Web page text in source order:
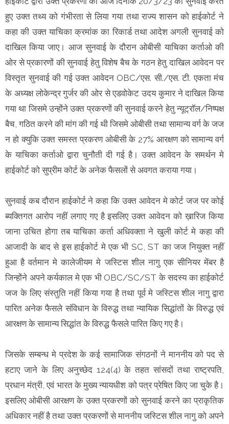
हुए उक्त तथ्य को गंभीरता से लिया गया तथा राज्य शासन को हाईकोर्ट ने
कहा की उक्त याचिका क्रमांक का रिकार्ड तथा आदेश अगली सुनवाई को
दाखिल किया जाए। आज सुनवाई के दौरान ओबीसी याचिका कर्ताओ की
ओर से प्रकारणों की सुनवाई हेतु विशेष बैच के गठन हेतु दाखिल आवेदन पर
विस्तृत सुनवाई की गई उक्त आवेदन OBC/एस. सी./एस. टी. एकता मंच
के अध्यक्ष लोकेन्द्र गुर्जर की ओर से एडवोकेट उदय कुमार ने दाखिल किया
गया था जिसमे उन्होंने उक्त प्रकरणों की सुनवाई करने हेतु न्यूट्रॉल/निष्पक्ष
बैच, गठित करने की मांग की गई थी जिसमे ओबीसी तथा सामान्य वर्ग के जज
न हो क्युकि उक्त समस्त प्रकरण ओबीसी के 27% आरक्षण को सामान्य वर्ग
के याचिका कर्ताओ द्वारा चुनौती दी गई है। उक्त आवेदन के समर्थन मे
हाईकोर्ट को सुप्रीम कोर्ट के अनेक फैसलों से अवगत कराया गया।
सुनवाई कब दौरान हाईकोर्ट ने कहा कि उक्त आवेदन मे कोर्ट जज पर कोई
ब्यक्तिगत आरोप नहीं लगाए गए है इसलिए उक्त आवेदन को ख़ारिज किया
जाना उचित होगा तब याचिका कर्ता अधिवक्ता ने खुली कोर्ट मे कहा की
आजादी के बाद से इस हाईकोर्ट मे एक भी SC, ST का जज नियुक्त नहीं
हुआ है वर्तमान मे कालेजीयम मे जस्टिस शील नागु एक सीनियर मेंबर है
जिन्होंने अपने कर्यकाल मे एक भी OBC/SC/ST के सदस्य का हाईकोर्ट
जज के लिए संस्तुति नहीं किया गया है तथा पूर्व मे जस्टिस शील नागु द्वारा
पारित अनेक फैसले संविधान के विरुद्ध तथा न्यायिक सिद्धांतों के विरुद्ध एवं
आरक्षण के सामान्य सिद्धांत के विरुद्ध फैसले पारित किए गए है।
जिसके सम्बन्ध मे प्रदेश के कई सामाजिक संगठनों ने माननीय को पद से
हटाए जाने के लिए अनुच्छेद 124(4) के तहत सांसदों तथा राष्ट्रपति,
प्रधान मंत्री, एवं भारत के मुख्य न्यायधीश को पत्र प्रेषित किए जा चुके है।
इसलिए ओबीसी आरक्षण के उक्त प्रकरणों को सुनवाई करने का प्राकृतिक
अधिकार नहीं है तथा उक्त प्रकरणों से माननीय जस्टिस शील नागु को अपने